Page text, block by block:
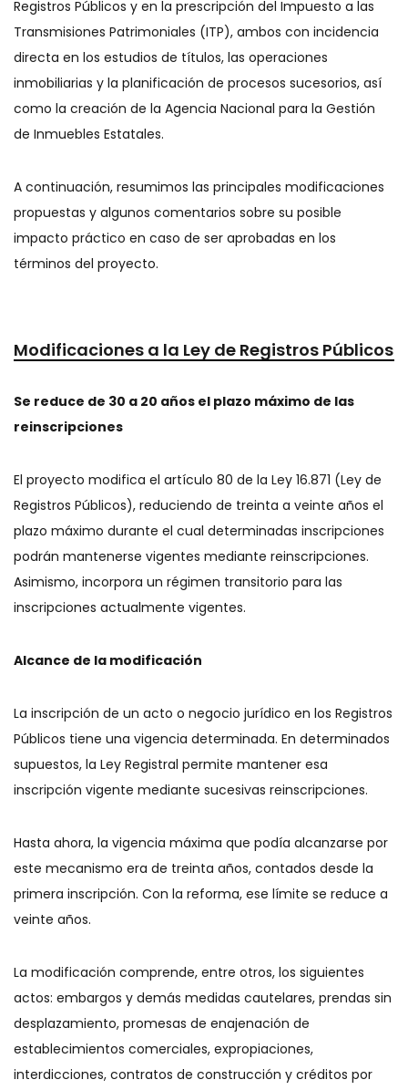
Registros Públicos y en la prescripción del Impuesto a las
Transmisiones Patrimoniales (ITP), ambos con incidencia
directa en los estudios de títulos, las operaciones
inmobiliarias y la planificación de procesos sucesorios, así
como la creación de la Agencia Nacional para la Gestión
de Inmuebles Estatales.
A continuación, resumimos las principales modificaciones
propuestas y algunos comentarios sobre su posible
impacto práctico en caso de ser aprobadas en los
términos del proyecto.
Modificaciones a la Ley de Registros Públicos
Se reduce de 30 a 20 años el plazo máximo de las
reinscripciones
El proyecto modifica el artículo 80 de la Ley 16.871 (Ley de
Registros Públicos), reduciendo de treinta a veinte años el
plazo máximo durante el cual determinadas inscripciones
podrán mantenerse vigentes mediante reinscripciones.
Asimismo, incorpora un régimen transitorio para las
inscripciones actualmente vigentes.
Alcance de la modificación
La inscripción de un acto o negocio jurídico en los Registros
Públicos tiene una vigencia determinada. En determinados
supuestos, la Ley Registral permite mantener esa
inscripción vigente mediante sucesivas reinscripciones.
Hasta ahora, la vigencia máxima que podía alcanzarse por
este mecanismo era de treinta años, contados desde la
primera inscripción. Con la reforma, ese límite se reduce a
veinte años.
La modificación comprende, entre otros, los siguientes
actos: embargos y demás medidas cautelares, prendas sin
desplazamiento, promesas de enajenación de
establecimientos comerciales, expropiaciones,
interdicciones, contratos de construcción y créditos por